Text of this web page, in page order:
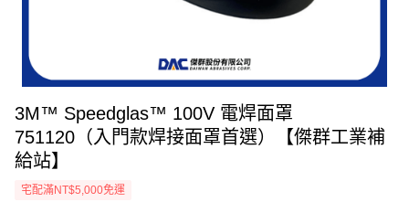
3M™ Speedglas™ 100V 電焊面罩
751120（入門款焊接面罩首選）【傑群工業補
給站】
宅配滿NT$5,000免運